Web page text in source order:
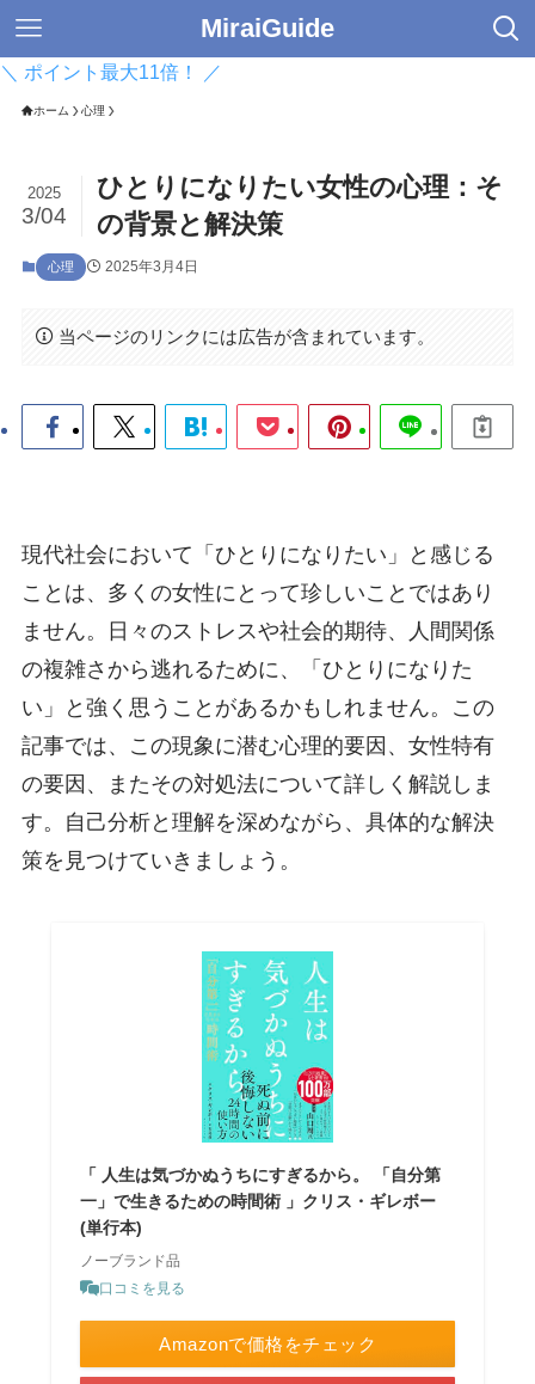
MiraiGuide
＼ ポイント最大11倍！ ／
ホーム 心理
ひとりになりたい女性の心理：そ
の背景と解決策
2025
3/04
心理 2025年3月4日
当ページのリンクには広告が含まれています。
現代社会において「ひとりになりたい」と感じる
ことは、多くの女性にとって珍しいことではあり
ません。日々のストレスや社会的期待、人間関係
の複雑さから逃れるために、「ひとりになりた
い」と強く思うことがあるかもしれません。この
記事では、この現象に潜む心理的要因、女性特有
の要因、またその対処法について詳しく解説しま
す。自己分析と理解を深めながら、具体的な解決
策を見つけていきましょう。
「 人生は気づかぬうちにすぎるから。 「自分第
一」で生きるための時間術 」クリス・ギレボー
(単行本)
ノーブランド品
口コミを見る
Amazonで価格をチェック